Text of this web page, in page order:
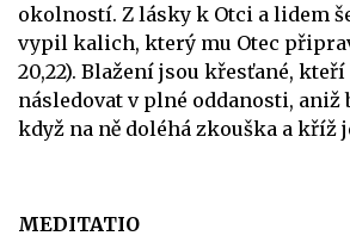
okolností. Z lásky k Otci a lidem
vypil kalich, který mu Otec
20,22). Blažení jsou křesťané,
následovat v plné oddanosti, aniž
když na ně doléhá zkouška a kříž
MEDITATIO